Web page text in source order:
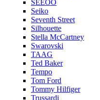
SEEOO
Seiko
Seventh Street
Silhouette
Stella McCartney
Swarovski
TAAG
Ted Baker
Tempo
Tom Ford
Tommy Hilfiger
Trussardi